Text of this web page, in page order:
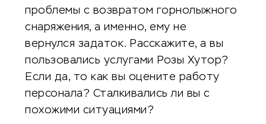
проблемы с возвратом горнолыжного
снаряжения, а именно, ему не
вернулся задаток. Расскажите, а вы
пользовались услугами Розы Хутор?
Если да, то как вы оцените работу
персонала? Сталкивались ли вы с
похожими ситуациями?